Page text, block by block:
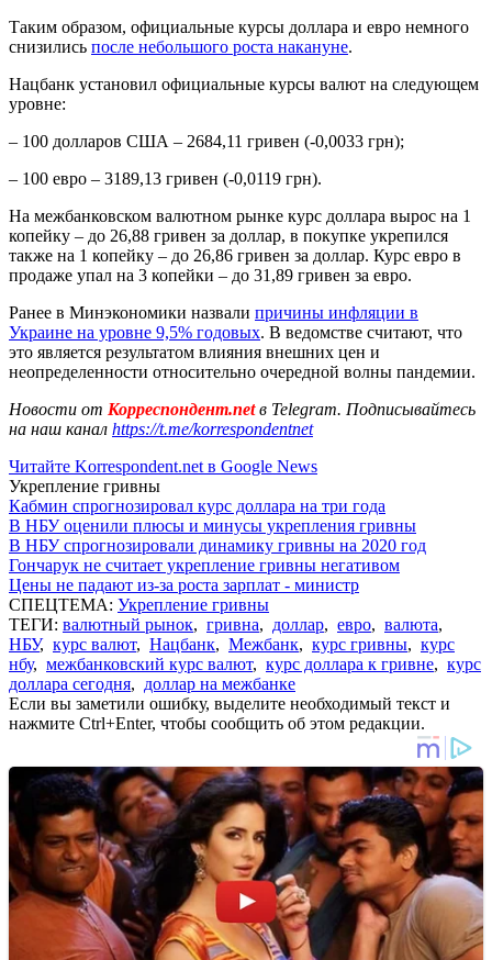
Таким образом, официальные курсы доллара и евро немного
снизились после небольшого роста накануне.
Нацбанк установил официальные курсы валют на следующем
уровне:
– 100 долларов США – 2684,11 гривен (-0,0033 грн);
– 100 евро – 3189,13 гривен (-0,0119 грн).
На межбанковском валютном рынке курс доллара вырос на 1
копейку – до 26,88 гривен за доллар, в покупке укрепился
также на 1 копейку – до 26,86 гривен за доллар. Курс евро в
продаже упал на 3 копейки – до 31,89 гривен за евро.
Ранее в Минэкономики назвали причины инфляции в
Украине на уровне 9,5% годовых. В ведомстве считают, что
это является результатом влияния внешних цен и
неопределенности относительно очередной волны пандемии.
Новости от Корреспондент.netв Telegram. Подписывайтесь
на наш канал https://t.me/korrespondentnet
Читайте Korrespondent.net в Google News
Укрепление гривны
Кабмин спрогнозировал курс доллара на три года
В НБУ оценили плюсы и минусы укрепления гривны
В НБУ спрогнозировали динамику гривны на 2020 год
Гончарук не считает укрепление гривны негативом
Цены не падают из-за роста зарплат - министр
СПЕЦТЕМА: Укрепление гривны
ТЕГИ: валютный рынок, гривна, доллар, евро, валюта,
НБУ, курс валют, Нацбанк, Межбанк, курс гривны, курс
нбу, межбанковский курс валют, курс доллара к гривне, курс
доллара сегодня, доллар на межбанке
Если вы заметили ошибку, выделите необходимый текст и
нажмите Ctrl+Enter, чтобы сообщить об этом редакции.